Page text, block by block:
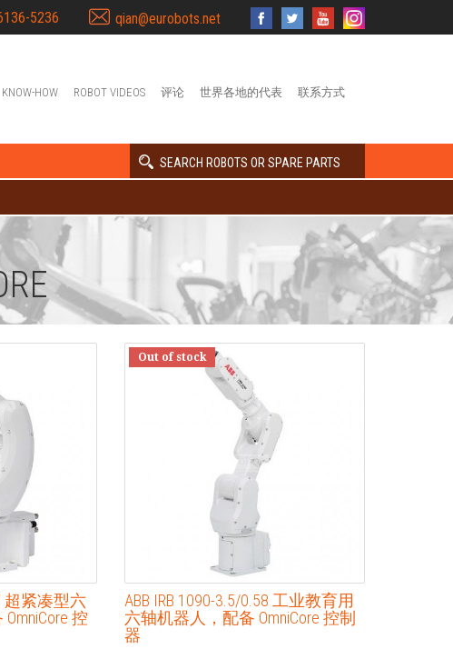
5236 qian@eurobots.net
KNOW-HOW ROBOT VIDEOS 评论 世界各地的代表 联系方式
SEARCH ROBOTS OR SPARE PARTS
超紧凑型六
控
Out of stock
ABB IRB 1090-3.5/0.58 工业教育用
六轴机器人，配备 OmniCore 控制
器